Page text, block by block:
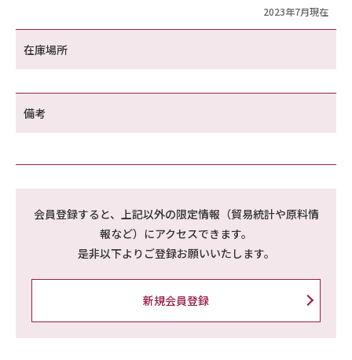
2023年7月現在
在庫場所
備考
会員登録すると、上記以外の限定情報（貿易統計や原料情
報など）にアクセスできます。
是非以下よりご登録お願いいたします。
新規会員登録